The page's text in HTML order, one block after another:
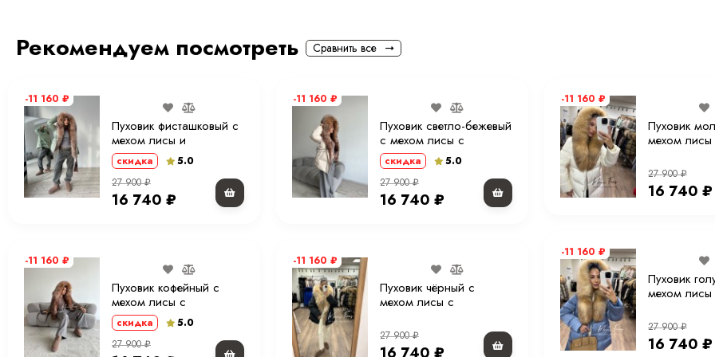
стиль в каждой детали.
Параметры модели на фото (ОГ-
ОТ-ОБ)
Утеплитель
Материал подкладки
Вид застежки
Особенности модели
Опции капюшона
Длина изделия
Рекомендуем посмотреть Сравнить все
-11 160 ₽
Пуховик фисташковый с
мехом лисы и
капюшоном 70 см. ХМ
скидка
5.0
27 900₽
16 740₽
-11 160 ₽
Пуховик кофейный с
мехом лисы с
капюшоном 70 см. ХМ
скидка
5.0
27 900₽
-11 160 ₽
Пуховик светло-бежевый
с мехом лисы с
капюшоном 70 см. ХМ
скидка
5.0
27 900₽
16 740₽
-11 160 ₽
Пуховик чёрный с
мехом лисы с
27 900₽
-11 160 ₽
Пуховик
мехом лисы
27 900₽
16 740₽
-11 160 ₽
Пуховик
мехом лисы
27 900₽
16 740₽